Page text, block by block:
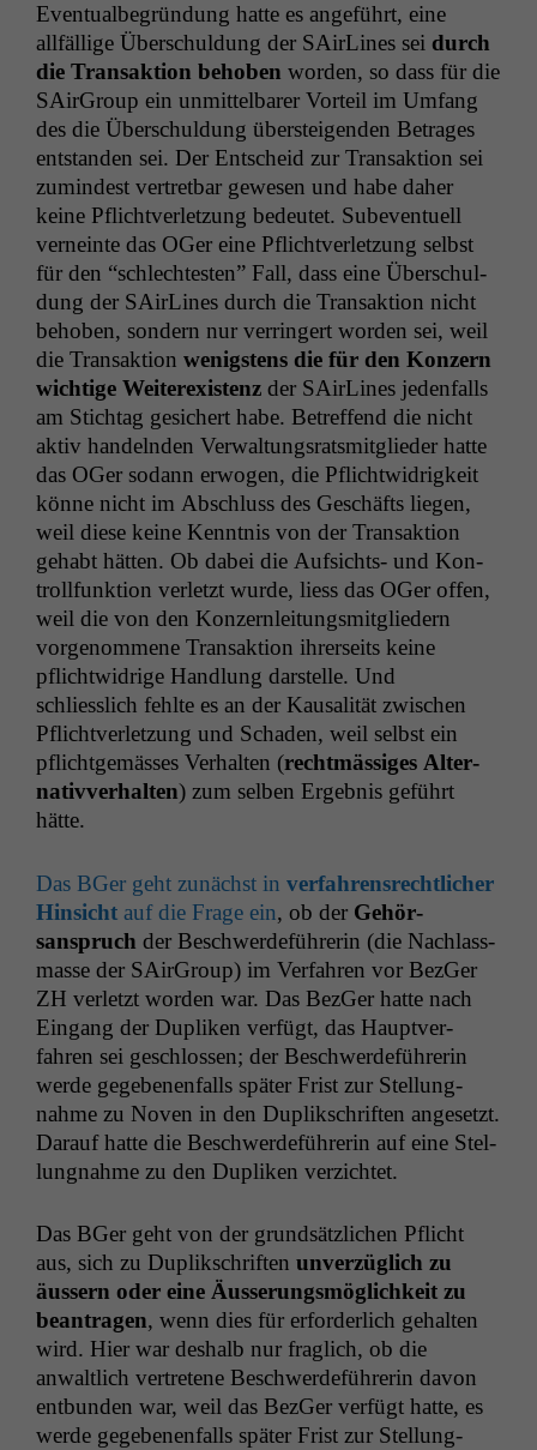
Even­tu­al­be­grün­dung hat­te es ange­führt, eine
allfäl­lige Über­schul­dung der SAir­Lines sei durch
die Transak­tion behoben wor­den, so dass für die
SAir­Group ein unmit­tel­bar­er Vorteil im Umfang
des die Über­schul­dung über­steigen­den Betrages
ent­standen sei. Der Entscheid zur Transak­tion sei
zumin­d­est vertret­bar gewe­sen und habe daher
keine Pflichtver­let­zung bedeutet. Subeventuell
verneinte das OGer eine Pflichtver­let­zung selb­st
für den “schlecht­esten” Fall, dass eine Über­schul­
dung der SAir­Lines durch die Transak­tion nicht
behoben, son­dern nur ver­ringert wor­den sei, weil
die Transak­tion wenig­stens die für den Konz­ern
wichtige Weit­erex­is­tenz der SAir­Lines jeden­falls
am Stich­tag gesichert habe. Betr­e­f­fend die nicht
aktiv han­del­nden Ver­wal­tungsratsmit­glieder hat­te
das OGer sodann erwogen, die Pflichtwidrigkeit
könne nicht im Abschluss des Geschäfts liegen,
weil diese keine Ken­nt­nis von der Transak­tion
gehabt hät­ten. Ob dabei die Auf­sichts- und Kon­
troll­funk­tion ver­let­zt wurde, liess das OGer offen,
weil die von den Konz­ern­leitungsmit­gliedern
vorgenommene Transak­tion ihrer­seits keine
pflichtwidrige Hand­lung darstelle. Und
schliesslich fehlte es an der Kausal­ität zwis­chen
Pflichtver­let­zung und Schaden, weil selb­st ein
pflicht­gemäss­es Ver­hal­ten (recht­mäs­siges Alter­
na­tivver­hal­ten) zum sel­ben Ergeb­nis geführt
hätte.
Das BGer geht zunächst in ver­fahren­srechtlich­er
Hin­sicht auf die Frage ein, ob der Gehör­
sanspruch der Beschw­erde­führerin (die Nach­lass­
masse der SAir­Group) im Ver­fahren vor BezGer
ZH ver­let­zt wor­den war. Das BezGer hat­te nach
Ein­gang der Dup­liken ver­fügt, das Hauptver­
fahren sei geschlossen; der Beschw­erde­führerin
werde gegebe­nen­falls später Frist zur Stel­lung­
nahme zu Noven in den Dup­likschriften ange­set­zt.
Darauf hat­te die Beschw­erde­führerin auf eine Stel­
lung­nahme zu den Dup­liken verzichtet.
Das BGer geht von der grund­sät­zlichen Pflicht
aus, sich zu Dup­likschriften unverzüglich zu
äussern oder eine Äusserungsmöglichkeit zu
beantra­gen, wenn dies für erforder­lich gehal­ten
wird. Hier war deshalb nur fraglich, ob die
anwaltlich vertretene Beschw­erde­führerin davon
ent­bun­den war, weil das BezGer ver­fügt hat­te, es
werde gegebe­nen­falls später Frist zur Stel­lung­